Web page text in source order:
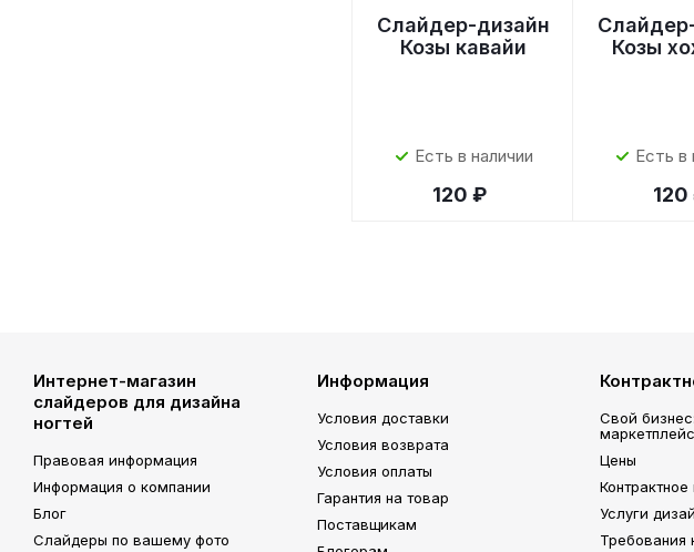
Слайдер-дизайн
Козы кавайи
Есть в наличии
120 ₽
Козы
Есть в
120
Интернет-магазин
слайдеров для дизайна
ногтей
Правовая информация
Информация о компании
Блог
Слайдеры по вашему фото
Информация
Условия доставки
Условия возврата
Условия оплаты
Гарантия на товар
Поставщикам
Свой
Цены
Услуги
Требования